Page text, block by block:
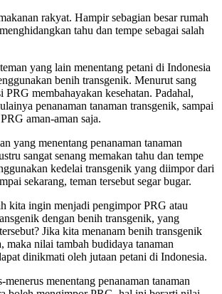
rakyat. Hampir sebagian besar rumah
tahu dan tempe sebagai salah
yang lain menentang petani di Indonesia
benih transgenik. Menurut sang
PRG membahayakan kesehatan. Padahal,
penanaman tanaman transgenik, sampai
aman-aman saja.
yang menentang penanaman tanaman
sangat senang memakan tahu dan tempe
kedelai transgenik yang diimpor dari
sekarang, teman tersebut segar bugar.
kita ingin menjadi pengimpor PRG atau
dengan benih transgenik, yang
Jika kita menanam benih transgenik
maka nilai tambah budidaya tanaman
dinikmati oleh jutaan petani di Indonesia.
menentang penanaman tanaman